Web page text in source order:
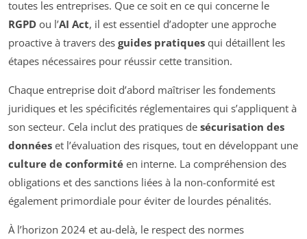
toutes les entreprises. Que ce soit en ce qui concerne le
RGPD ou l’AI Act, il est essentiel d’adopter une approche
proactive à travers des guides pratiques qui détaillent les
étapes nécessaires pour réussir cette transition.
Chaque entreprise doit d’abord maîtriser les fondements
juridiques et les spécificités réglementaires qui s’appliquent à
son secteur. Cela inclut des pratiques de sécurisation des
données et l’évaluation des risques, tout en développant une
culture de conformité en interne. La compréhension des
obligations et des sanctions liées à la non-conformité est
également primordiale pour éviter de lourdes pénalités.
À l’horizon 2024 et au-delà, le respect des normes